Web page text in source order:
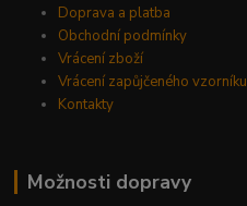
Doprava a platba
Obchodní podmínky
Vrácení zboží
Vrácení zapůjčeného vzorníku
Kontakty
Možnosti dopravy